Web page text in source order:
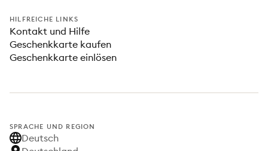
HILFREICHE LINKS
Kontakt und Hilfe
Geschenkkarte kaufen
Geschenkkarte einlösen
SPRACHE UND REGION
Deutsch